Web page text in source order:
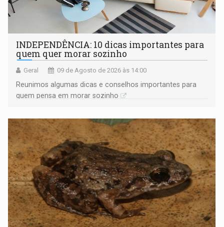
INDEPENDÊNCIA: 10 dicas importantes para
quem quer morar sozinho
Geral 09 de Agosto de 2026 às 14:00
Reunimos algumas dicas e conselhos importantes para
quem pensa em morar sozinho